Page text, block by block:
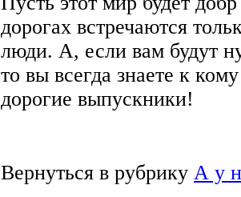
дорогах встречаются
люди. А, если вам будут
то вы всегда знаете к
дорогие выпускники!
Вернуться в рубрику А у